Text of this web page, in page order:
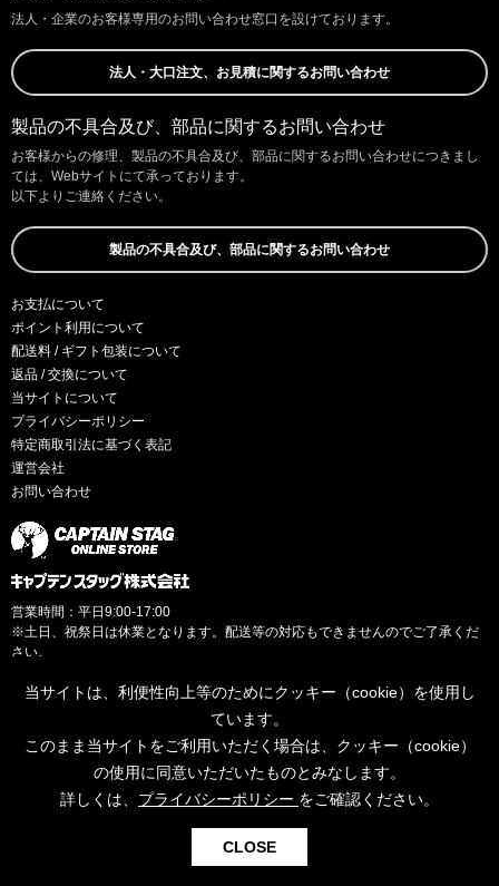
法人・企業のお客様専用のお問い合わせ窓口を設けております。
法人・大口注文、お見積に関するお問い合わせ
製品の不具合及び、部品に関するお問い合わせ
お客様からの修理、製品の不具合及び、部品に関するお問い合わせにつきまし
ては、Webサイトにて承っております。
以下よりご連絡ください。
製品の不具合及び、部品に関するお問い合わせ
お支払について
ポイント利用について
配送料 / ギフト包装について
返品 / 交換について
当サイトについて
プライバシーポリシー
特定商取引法に基づく表記
運営会社
お問い合わせ
営業時間：平日9:00-17:00
※土日、祝祭日は休業となります。配送等の対応もできませんのでご了承くだ
さい。
お気に入り カート
当サイトは、利便性向上等のためにクッキー（cookie）を使用し
ています。
このまま当サイトをご利用いただく場合は、クッキー（cookie）
の使用に同意いただいたものとみなします。
詳しくは、 プライバシーポリシー をご確認ください。
CLOSE